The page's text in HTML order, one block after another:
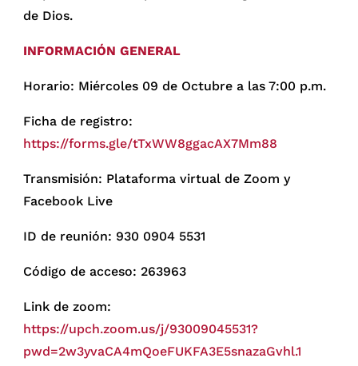
de Dios.
INFORMACIÓN GENERAL
Horario: Miércoles 09 de Octubre a las 7:00 p.m.
Ficha de registro:
https://forms.gle/tTxWW8ggacAX7Mm88
Transmisión: Plataforma virtual de Zoom y
Facebook Live
ID de reunión: 930 0904 5531
Código de acceso: 263963
Link de zoom:
https://upch.zoom.us/j/93009045531?
pwd=2w3yvaCA4mQoeFUKFA3E5snazaGvhl.1